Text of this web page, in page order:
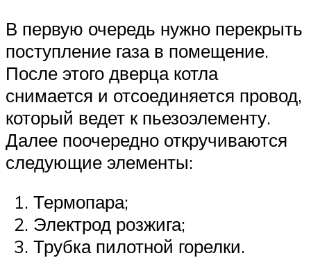
В первую очередь нужно перекрыть
поступление газа в помещение.
После этого дверца котла
снимается и отсоединяется провод,
который ведет к пьезоэлементу.
Далее поочередно откручиваются
следующие элементы:
Термопара;
Электрод розжига;
Трубка пилотной горелки.